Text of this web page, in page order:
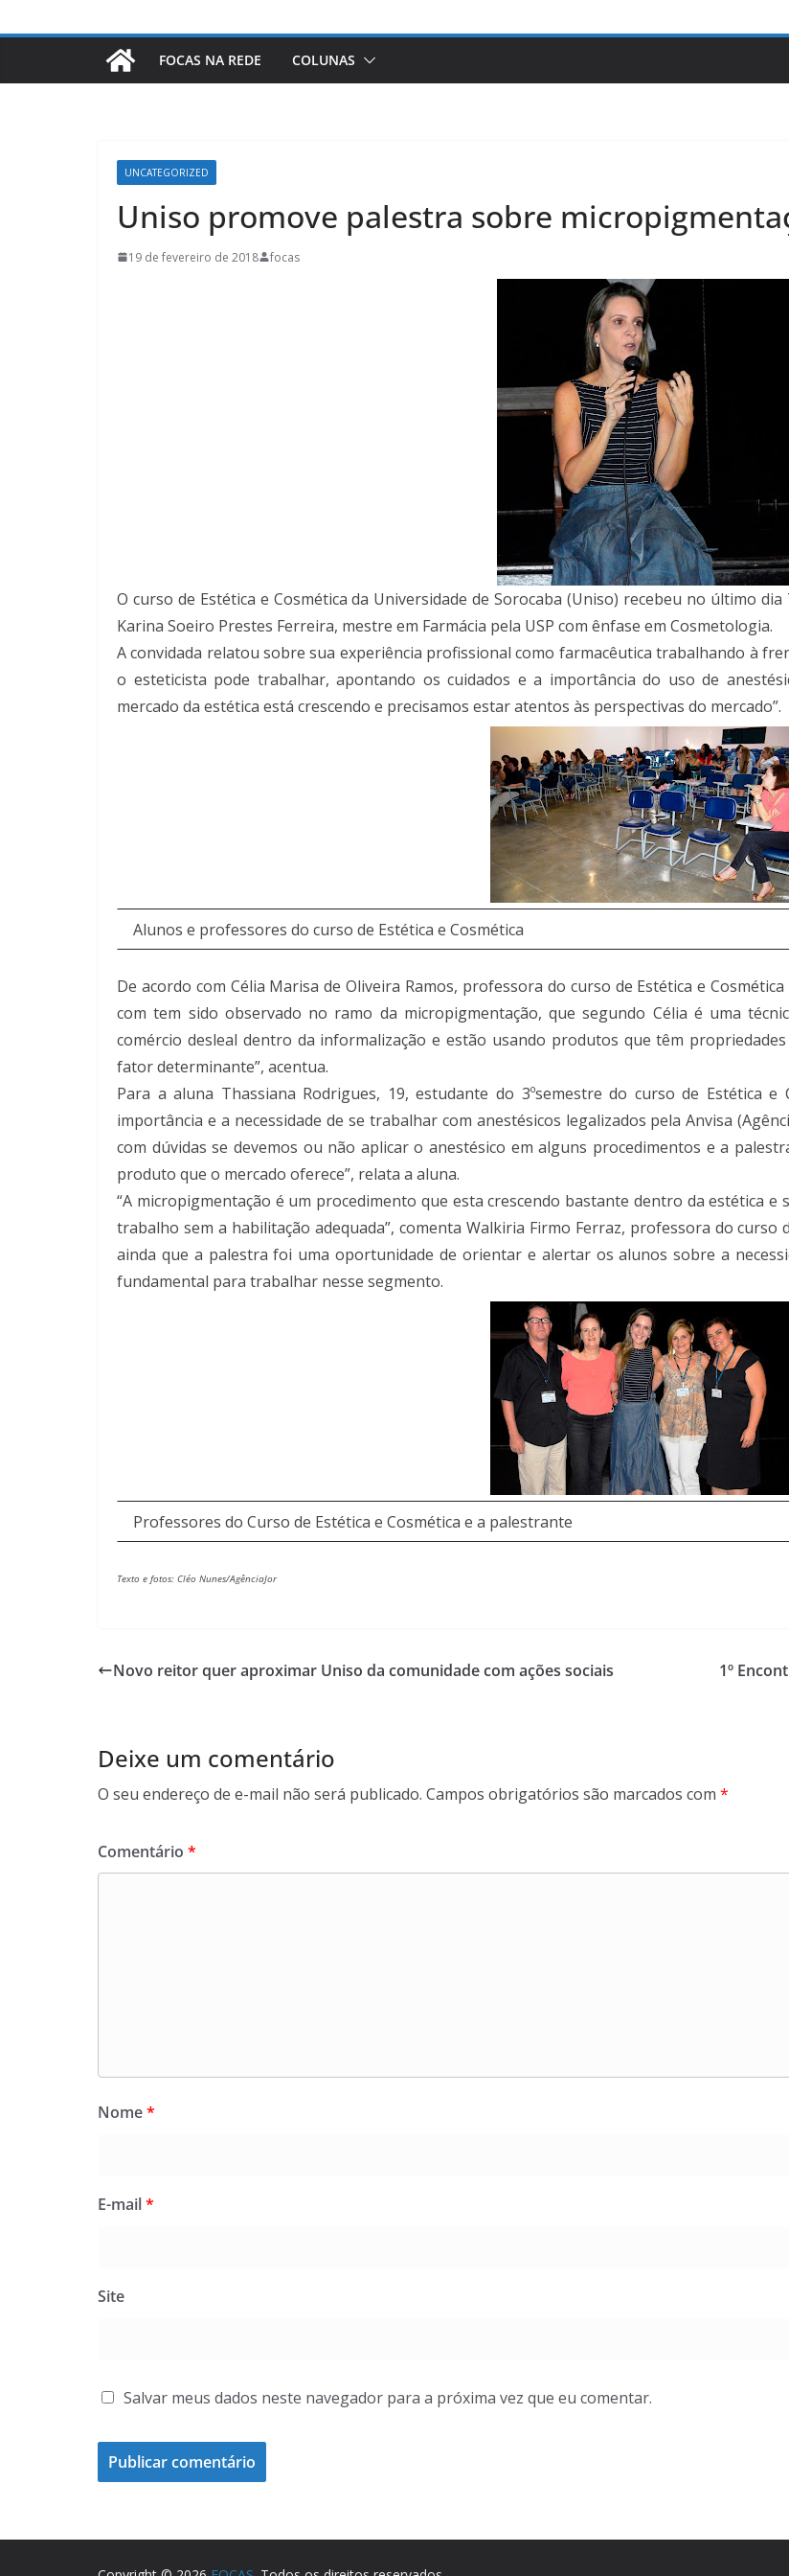
FOCAS NA REDE COLUNAS
UNCATEGORIZED
Uniso promove palestra sobre
19 de fevereiro de 2018 focas
O curso de Estética e Cosmética da Universidade de Sorocaba (Uniso) recebeu no último
Karina Soeiro Prestes Ferreira, mestre em Farmácia pela USP com ênfase em Cosmetologia.
A convidada relatou sobre sua experiência profissional como farmacêutica trabalhando à
o esteticista pode trabalhar, apontando os cuidados e a importância do uso de
mercado da estética está crescendo e precisamos estar atentos às perspectivas do mercado”.
Alunos e professores do curso de Estética e Cosmética
De acordo com Célia Marisa de Oliveira Ramos, professora do curso de Estética e
com tem sido observado no ramo da micropigmentação, que segundo Célia é uma
comércio desleal dentro da informalização e estão usando produtos que têm
fator determinante”, acentua.
Para a aluna Thassiana Rodrigues, 19, estudante do 3ºsemestre do curso de Estética
importância e a necessidade de se trabalhar com anestésicos legalizados pela Anvisa
com dúvidas se devemos ou não aplicar o anestésico em alguns procedimentos e a
produto que o mercado oferece”, relata a aluna.
“A micropigmentação é um procedimento que esta crescendo bastante dentro da estética
trabalho sem a habilitação adequada”, comenta Walkiria Firmo Ferraz, professora do curso
ainda que a palestra foi uma oportunidade de orientar e alertar os alunos sobre a
fundamental para trabalhar nesse segmento.
Professores do Curso de Estética e Cosmética e a palestrante
Texto e fotos: Cléo Nunes/AgênciaJor
Novo reitor quer aproximar Uniso da comunidade com ações sociais 1º
Deixe um comentário
O seu endereço de e-mail não será publicado. Campos obrigatórios são marcados com *
Comentário *
Nome*
E-mail*
Site
Salvar meus dados neste navegador para a próxima vez que eu comentar.